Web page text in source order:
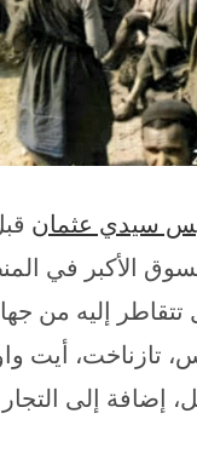
سيدي عثمان
الأكبر في
تتقاطر إليه من
تازناخت، أيت
إضافة إلى